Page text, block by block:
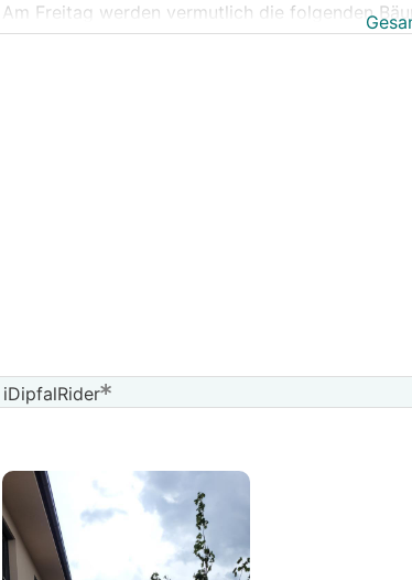
Am Freitag werden vermutlich die folgenden
Ort gewählt. Was sagt ihr dazu?
Gelbe Gleditschie
Spitzahorn. Solchen 3x
iDipfalRider